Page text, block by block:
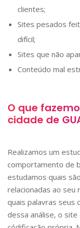
clientes;
Sites pesados
difícil;
Sites que não
Conteúdo mal
O que
cidade de
Realizamos um
comportamento de
estudamos quais
relacionadas ao seu
quais palavras seus
dessa análise, o